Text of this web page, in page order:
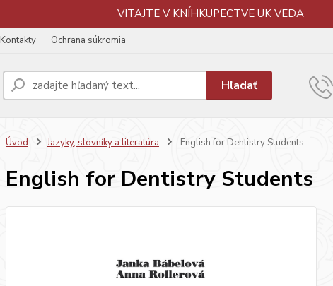
VITAJTE V KNÍHKUPECTVE UK VEDA
Kontakty Ochrana súkromia
Hľadať
Úvod Jazyky, slovníky a literatúra English for Dentistry Students
English for Dentistry Students